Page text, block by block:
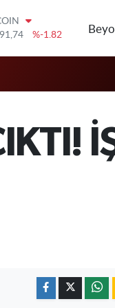
%0.02
%0.18
%0